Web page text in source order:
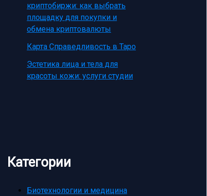
криптобиржи: как выбрать
площадку для покупки и
обмена криптовалюты
Карта Справедливость в Таро
Эстетика лица и тела для
красоты кожи: услуги студии
Категории
Биотехнологии и медицина